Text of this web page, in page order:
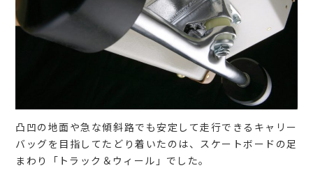
凸凹の地面や急な傾斜路でも安定して走行できるキャリー
バッグを目指してたどり着いたのは、スケートボードの足
まわり「トラック＆ウィール」でした。